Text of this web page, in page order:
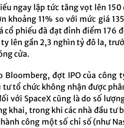
ngay lập tức tăng vọt lên
khoảng 11% so với mức giá
phiếu đã đạt đỉnh điểm 176
lên gần 2,3 nghìn tỷ đô la,
cửa.
đợt IPO của công
tổ chức không nhận được
với SpaceX cũng là do số
khai, trong khi các nhà đầu tư
công một số chỉ số (như